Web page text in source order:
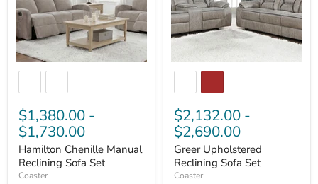
$1,380.00 -
$1,730.00
Hamilton Chenille Manual
Reclining Sofa Set
Coaster
$2,132.00 -
$2,690.00
Greer Upholstered
Reclining Sofa Set
Coaster